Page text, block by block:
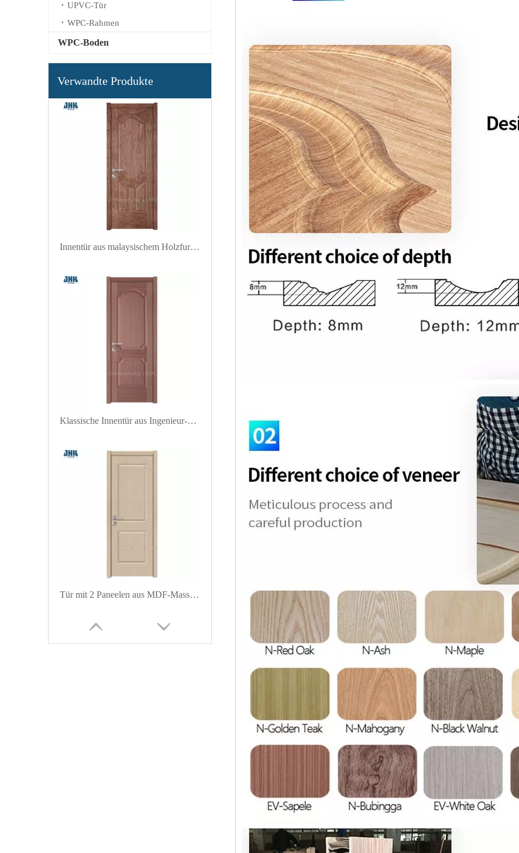
UPVC-Tür
WPC-Rahmen
WPC-Boden
Verwandte Produkte
Innentür aus malaysischem Holzfurnier
Klassische Innentür aus Ingenieur-Furnier
Tür mit 2 Paneelen aus MDF-Massivholzfurnier